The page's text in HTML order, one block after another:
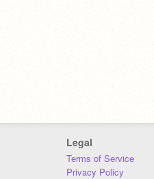
Legal
Terms of Service
Privacy Policy